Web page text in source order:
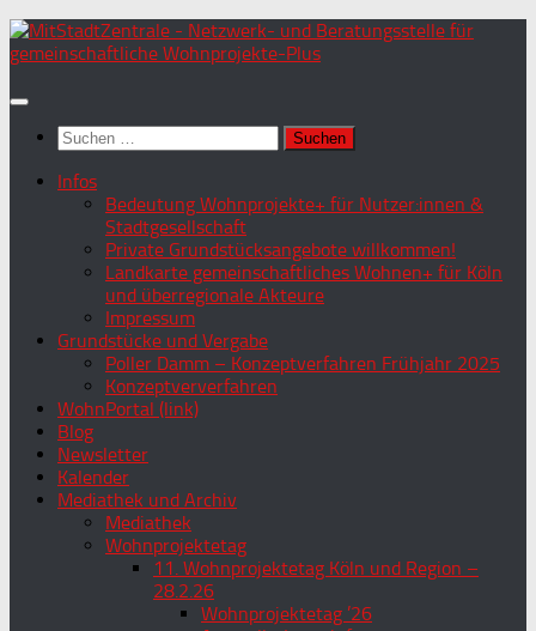
Zum
Inhalt
Suchen
nach:
Infos
Bedeutung Wohnprojekte+ für Nutzer:innen &
Stadtgesellschaft
Private Grundstücksangebote willkommen!
Landkarte gemeinschaftliches Wohnen+ für Köln
und überregionale Akteure
Impressum
Grundstücke und Vergabe
Poller Damm – Konzeptverfahren Frühjahr 2025
Konzeptververfahren
WohnPortal (link)
Blog
Newsletter
Kalender
Mediathek und Archiv
Mediathek
Wohnprojektetag
11. Wohnprojektetag Köln und Region –
28.2.26
Wohnprojektetag ’26